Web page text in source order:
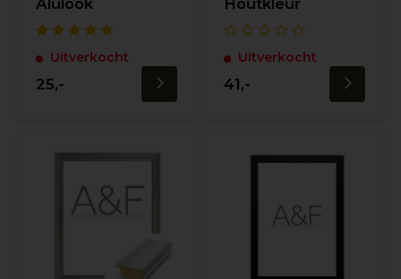
Alulook
Uitverkocht
25,-
Houtkleur
Uitverkocht
41,-